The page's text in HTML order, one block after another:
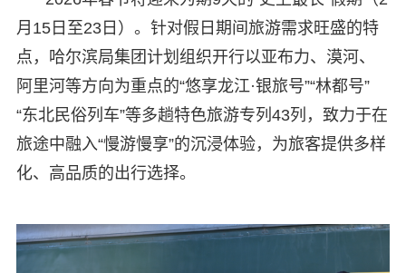
月15日至23日）。针对假日期间旅游需求旺盛的特
点，哈尔滨局集团计划组织开行以亚布力、漠河、
阿里河等方向为重点的“悠享龙江·银旅号”“林都号”
“东北民俗列车”等多趟特色旅游专列43列，致力于在
旅途中融入“慢游慢享”的沉浸体验，为旅客提供多样
化、高品质的出行选择。